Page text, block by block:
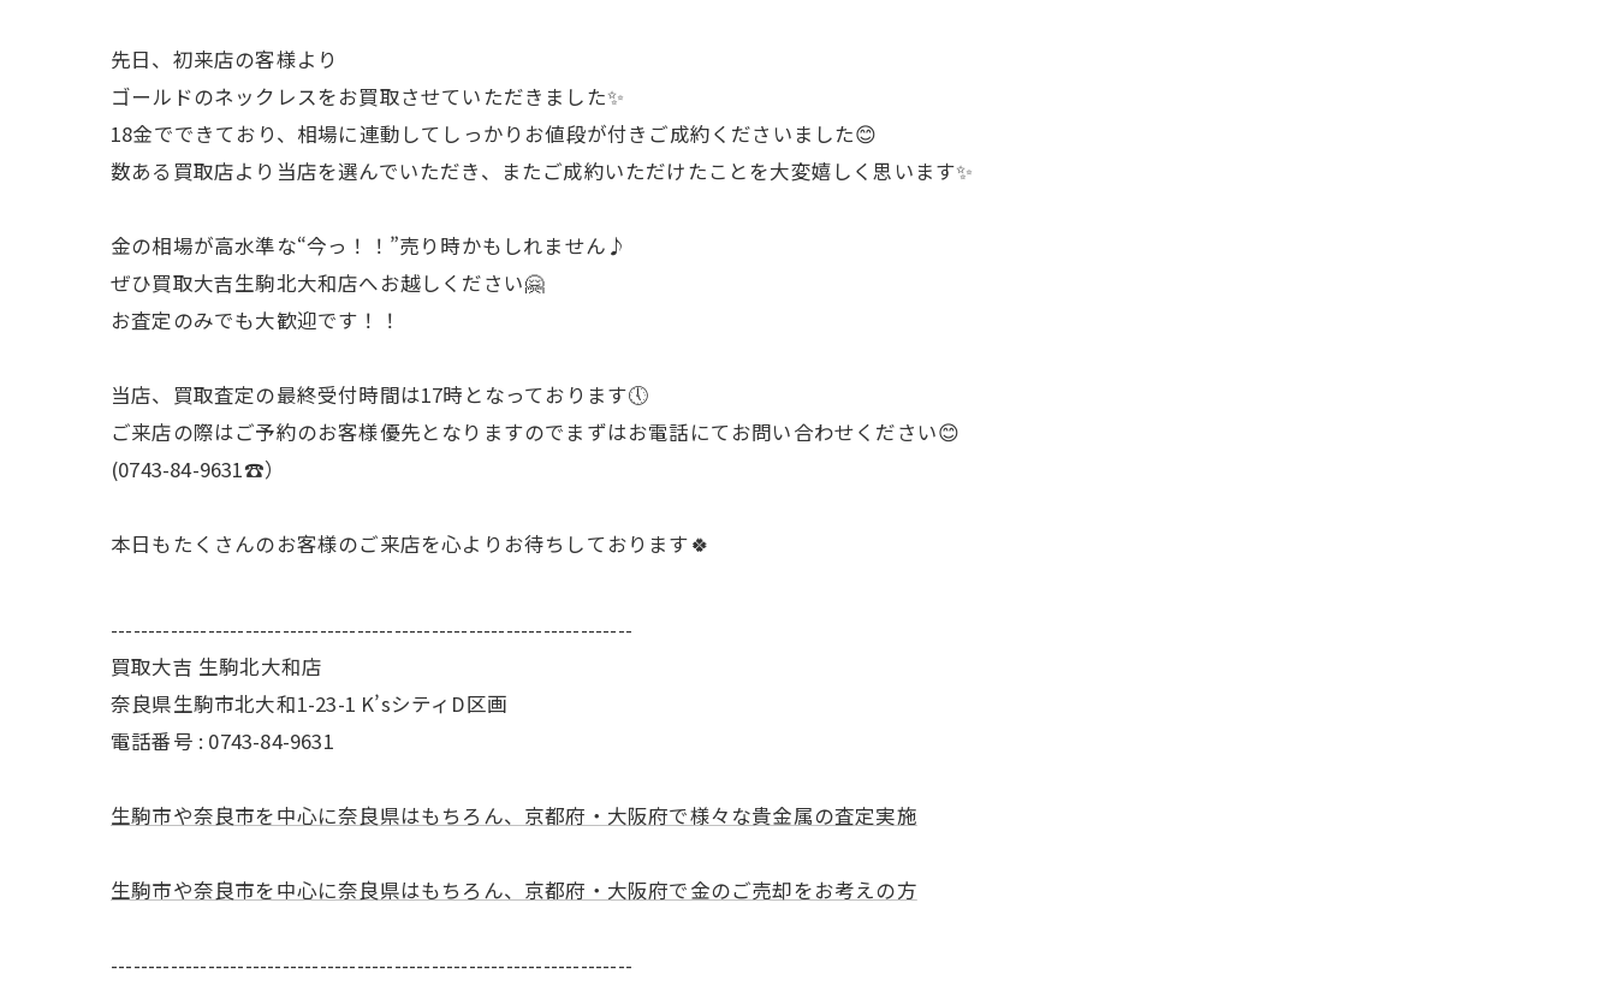
先日、初来店の客様より
ゴールドのネックレスをお買取させていただきました✨
18金でできており、相場に連動してしっかりお値段が付きご成約くださいました😊
数ある買取店より当店を選んでいただき、またご成約いただけたことを大変嬉しく思います✨
金の相場が高水準な“今っ！！”売り時かもしれません♪
ぜひ買取大吉生駒北大和店へお越しください🤗
お査定のみでも大歓迎です！！
当店、買取査定の最終受付時間は17時となっております🕔
ご来店の際はご予約のお客様優先となりますのでまずはお電話にてお問い合わせください😊
(0743-84-9631☎️）
本日もたくさんのお客様のご来店を心よりお待ちしております🍀
----------------------------------------------------------------------
買取大吉 生駒北大和店
奈良県生駒市北大和1-23-1 K’sシティD区画
電話番号 : 0743-84-9631
生駒市や奈良市を中心に奈良県はもちろん、京都府・大阪府で様々な貴金属の査定実施
生駒市や奈良市を中心に奈良県はもちろん、京都府・大阪府で金のご売却をお考えの方
----------------------------------------------------------------------